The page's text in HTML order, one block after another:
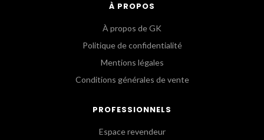
À PROPOS
À propos de GK
Politique de confidentialité
Mentions légales
Conditions générales de vente
PROFESSIONNELS
Espace revendeur